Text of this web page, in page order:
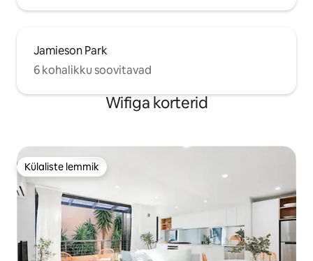
Jamieson Park
6 kohalikku soovitavad
Wifiga korterid
Külaliste lemmik
Külaliste lemmik